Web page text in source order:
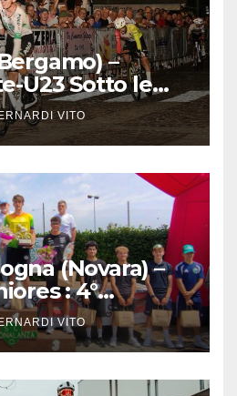
–
U23 Sotto le
Bertoncelli (SC
Cherry Bank)
Tre Colli)
VITO
(Novara) –
: 4°
Fallarini al
Paolo
Guerrini –
VITO